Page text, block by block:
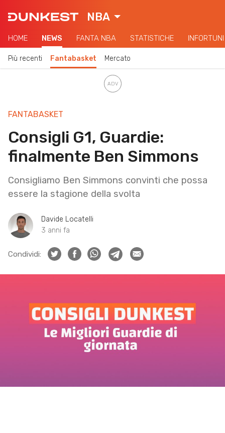
NBA
HOME NEWS FANTA NBA STATISTICHE INFORTUNI
Più recenti Fantabasket Mercato
FANTABASKET
Consigli G1, Guardie:
finalmente Ben Simmons
Consigliamo Ben Simmons convinti che possa
essere la stagione della svolta
Davide Locatelli
3 anni fa
Condividi: